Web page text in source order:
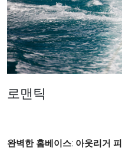
로맨틱
완벽한 홈베이스: 아웃리거